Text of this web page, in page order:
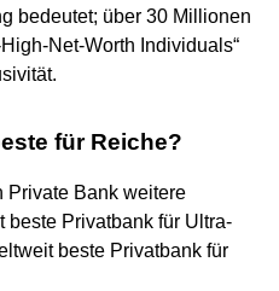
bedeutet; über 30 Millionen
Net-Worth Individuals“
für Reiche?
Private Bank weitere
beste Privatbank für Ultra-
beste Privatbank für